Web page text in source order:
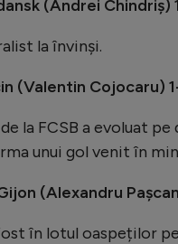
(Andrei Chindriș)
la învinși.
(Valentin Cojocaru)
la FCSB a evoluat
unui gol venit în
(Alexandru
în lotul oaspeților